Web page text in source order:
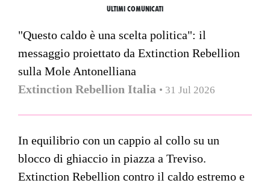
ULTIMI COMUNICATI
"Questo caldo è una scelta politica": il
messaggio proiettato da Extinction Rebellion
sulla Mole Antonelliana
Extinction Rebellion Italia • 31 Jul 2026
In equilibrio con un cappio al collo su un
blocco di ghiaccio in piazza a Treviso.
Extinction Rebellion contro il caldo estremo e